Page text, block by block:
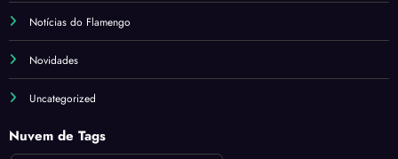
Notícias do Flamengo
Novidades
Uncategorized
Nuvem de Tags